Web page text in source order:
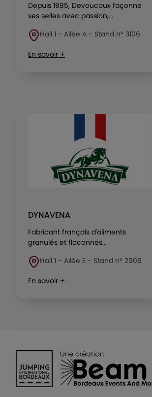
Depuis 1985, Devoucoux façonne
ses selles avec passion,...
Hall 1 - Allée A - Stand n° 3106
En savoir +
DYNAVENA
Fabricant français d'aliments
granulés et floconnés...
Hall 1 - Allée E - Stand n° 2909
En savoir +